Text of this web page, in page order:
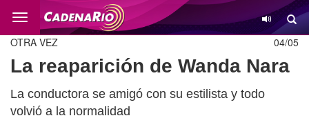
Cambio
04/05
OTRA VEZ
La reaparición de Wanda Nara
La conductora se amigó con su estilista y todo
volvió a la normalidad